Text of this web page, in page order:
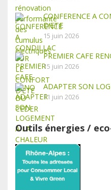
CONFERENCE A
D’ETE
15 juin 2026
PREMIER CAFE
15 juin 2026
ADAPTER SON
11 juin 2026
Outils énergies /